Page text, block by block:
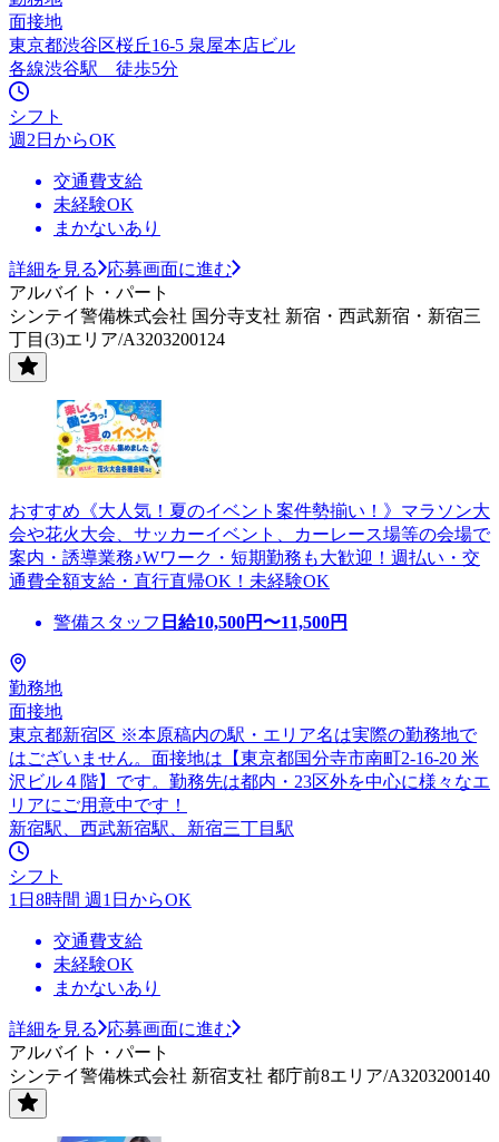
面接地
東京都渋谷区桜丘16-5 泉屋本店ビル
各線渋谷駅 徒歩5分
シフト
週2日からOK
交通費支給
未経験OK
まかないあり
詳細を見る
応募画面に進む
アルバイト・パート
シンテイ警備株式会社 国分寺支社 新宿・西武新宿・新宿三
丁目(3)エリア/A3203200124
おすすめ《大人気！夏のイベント案件勢揃い！》マラソン大
会や花火大会、サッカーイベント、カーレース場等の会場で
案内・誘導業務♪Wワーク・短期勤務も大歓迎！週払い・交
通費全額支給・直行直帰OK！未経験OK
警備スタッフ 日給10,500円〜11,500円
勤務地
面接地
東京都新宿区 ※本原稿内の駅・エリア名は実際の勤務地で
はございません。面接地は【東京都国分寺市南町2-16-20 米
沢ビル４階】です。勤務先は都内・23区外を中心に様々なエ
リアにご用意中です！
新宿駅、西武新宿駅、新宿三丁目駅
シフト
1日8時間 週1日からOK
交通費支給
未経験OK
まかないあり
詳細を見る
応募画面に進む
アルバイト・パート
シンテイ警備株式会社 新宿支社 都庁前8エリア/A3203200140